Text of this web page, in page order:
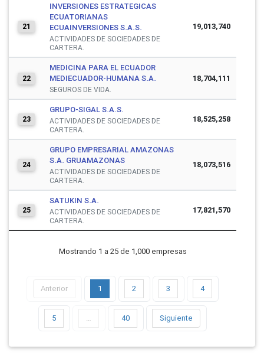
21
INVERSIONES ESTRATEGICAS
ECUATORIANAS
ECUAINVERSIONES S.A.S.
ACTIVIDADES DE SOCIEDADES DE
CARTERA.
19,013,740
22
MEDICINA PARA EL ECUADOR
MEDIECUADOR-HUMANA S.A.
SEGUROS DE VIDA.
18,704,111
23
GRUPO-SIGAL S.A.S.
ACTIVIDADES DE SOCIEDADES DE
CARTERA.
18,525,258
24
GRUPO EMPRESARIAL AMAZONAS
S.A. GRUAMAZONAS
ACTIVIDADES DE SOCIEDADES DE
CARTERA.
18,073,516
25
SATUKIN S.A.
ACTIVIDADES DE SOCIEDADES DE
CARTERA.
17,821,570
Mostrando 1 a 25 de 1,000 empresas
Anterior 1 2 3 4
5 … 40 Siguiente